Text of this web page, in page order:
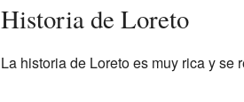
Historia de Loreto
La historia de Loreto es muy rica y se